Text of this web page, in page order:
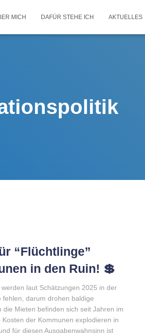
MICH DAFÜR STEHE ICH AKTUELLES
“Flüchtlinge”
in den Ruin! 💲
laut Schätzungen 2025 in der
darum drohen baldige
die Mieten befinden sich seit Jahren im
der Kommunen explodieren in
für diesen Ausgabenwahnsinn ist